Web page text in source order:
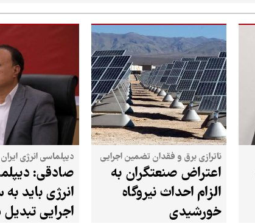
ناترازی برق و فقدان تضمین اجرایی
اعتراض صنعتگران به
الزام احداث نیروگاه
خورشیدی
دیپلماسی انرژی ایران
صادقی:
انرژی باید به
اجرایی